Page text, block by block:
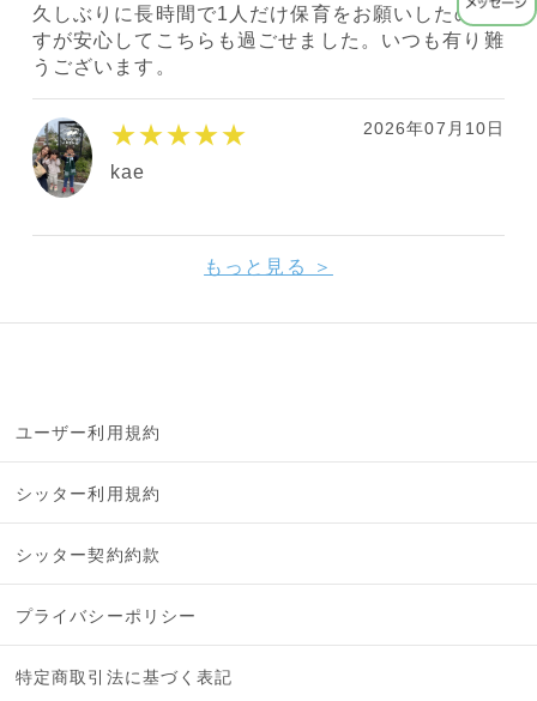
久しぶりに長時間で1人だけ保育をお願いしたので
すが安心してこちらも過ごせました。いつも有り難
うございます。
★★★★★ 2026年07月10日
kae
もっと見る ＞
ユーザー利用規約
シッター利用規約
シッター契約約款
プライバシーポリシー
特定商取引法に基づく表記